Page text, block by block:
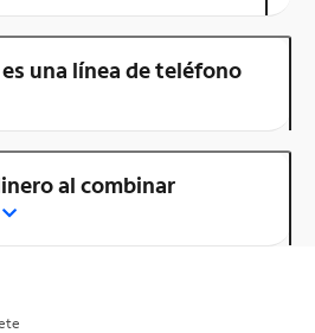
una línea de teléfono
al combinar